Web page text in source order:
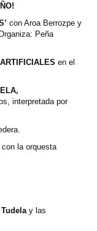
con Aroa Berrozpe y
Peña
en el
interpretada por
la orquesta
y las